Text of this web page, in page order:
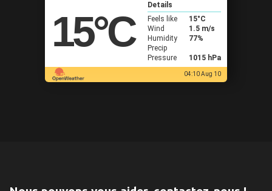
15°C
Details
Feels like
15°C
Wind
1.5 m/s
Humidity
77%
Precip
Pressure
1015 hPa
04:10 Aug 10